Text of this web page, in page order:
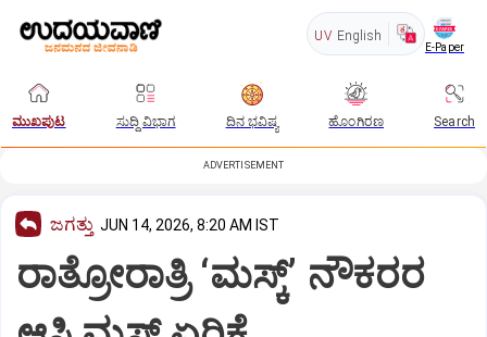
UV English
E-Paper
ಮುಖಪುಟ ಸುದ್ದಿ ವಿಭಾಗ ದಿನ ಭವಿಷ್ಯ ಹೊಂಗಿರಣ Search
ADVERTISEMENT
ಜಗತ್ತು JUN 14, 2026, 8:20 AM IST
ರಾತ್ರೋರಾತ್ರಿ ‘ಮಸ್ಕ್’ ನೌಕರರ